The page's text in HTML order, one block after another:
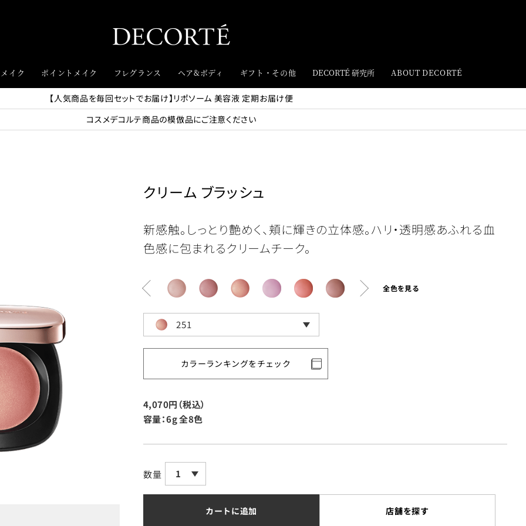
イク ポイントメイク フレグランス ヘア&ボディ ギフト・その他 DECORTÉ 研究所 ABOUT DECORTÉ
【人気商品を毎回セットでお届け】リポソーム 美容液 定期お届け便
コスメデコルテ商品の模倣品にご注意ください
クリーム ブラッシュ
新感触。しっとり艶めく、頬に輝きの立体感。ハリ・透明感あふれる血
色感に包まれるクリームチーク。
全色を見る
251
カラーランキングをチェック
4,070円（税込）
容量：6g全8色
数量 1
カートに追加 店舗を探す